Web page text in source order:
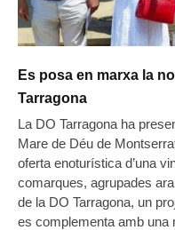
Es posa en marxa la
Tarragona
La DO Tarragona ha
Mare de Déu de
oferta enoturística d’una
comarques, agrupades
de la DO Tarragona, un
es complementa amb una